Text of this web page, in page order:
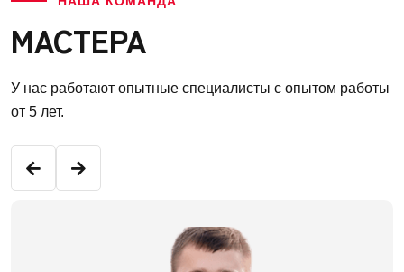
МАСТЕРА
У нас работают опытные специалисты с опытом работы
от 5 лет.